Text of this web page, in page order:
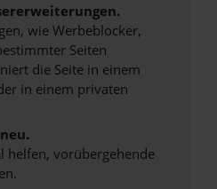
wie Werbeblocker,
Seiten
die Seite in einem
in einem privaten
helfen, vorübergehende